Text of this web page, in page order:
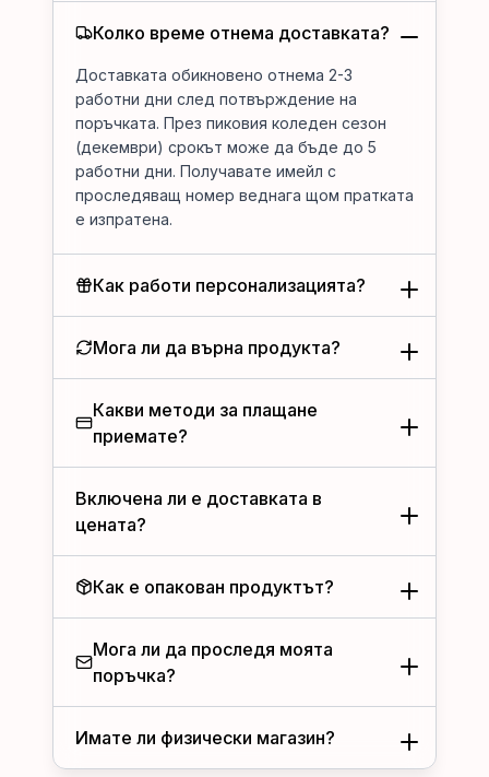
Колко време отнема доставката?
Доставката обикновено отнема 2-3
работни дни след потвърждение на
поръчката. През пиковия коледен сезон
(декември) срокът може да бъде до 5
работни дни. Получавате имейл с
проследяващ номер веднага щом пратката
е изпратена.
Как работи персонализацията?
Мога ли да върна продукта?
Какви методи за плащане
приемате?
Включена ли е доставката в
цената?
Как е опакован продуктът?
Мога ли да проследя моята
поръчка?
Имате ли физически магазин?